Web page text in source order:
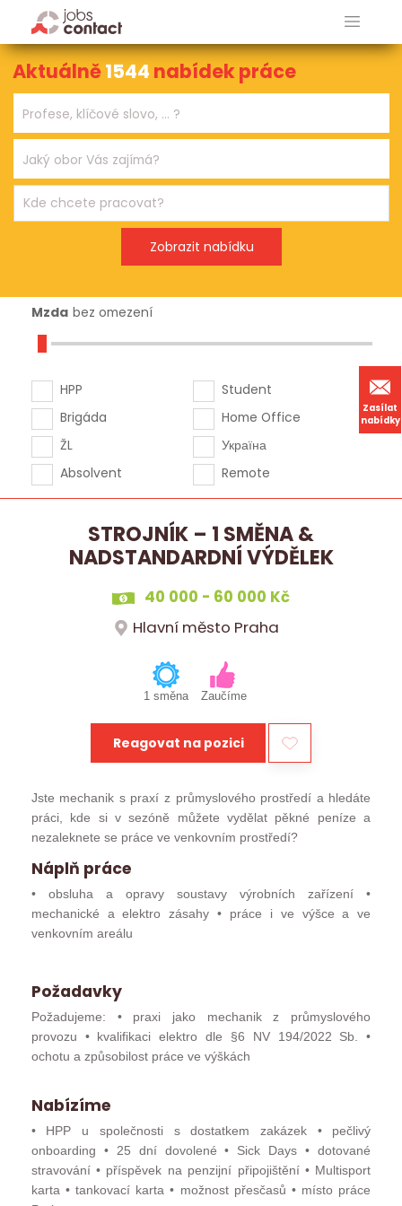
Zasílat
nabídky
Aktuálně1544 nabídek práce
Mzda bez omezení
HPP
Brigáda
ŽL
Absolvent
Student
Home Office
Україна
Remote
STROJNÍK – 1 SMĚNA &
NADSTANDARDNÍ VÝDĚLEK
40 000 - 60 000 Kč
Hlavní město Praha
1 směna Zaučíme
Reagovat na pozici
Jste mechanik s praxí z průmyslového prostředí a hledáte
práci, kde si v sezóně můžete vydělat pěkné peníze a
nezaleknete se práce ve venkovním prostředí?
Náplň práce
• obsluha a opravy soustavy výrobních zařízení •
mechanické a elektro zásahy • práce i ve výšce a ve
venkovním areálu
Požadavky
Požadujeme: • praxi jako mechanik z průmyslového
provozu • kvalifikaci elektro dle §6 NV 194/2022 Sb. •
ochotu a způsobilost práce ve výškách
Nabízíme
• HPP u společnosti s dostatkem zakázek • pečlivý
onboarding • 25 dní dovolené • Sick Days • dotované
stravování • příspěvek na penzijní připojištění • Multisport
karta • tankovací karta • možnost přesčasů • místo práce